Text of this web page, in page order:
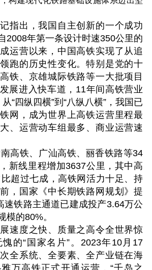
出，我国自主创新的一个成功
2008年第一条设计时速350公里的
运营以来，中国高铁实现了从追
跑的历史性变化。特别是党的十
铁、京雄城际铁路等一大批项目
展进入快车道，11年间高铁营业
“四纵四横”到“八纵八横”，我国已
网，成为世界上高铁运营里程最
、运营动车组最多、商业运营速
铁、广汕高铁、丽香铁路等34
新线里程增加3637公里，其中高
超过七成，高铁网活力十足、持
，国家《中长期铁路网规划》提
速铁路主通道已建成投产3.64万公
模的80%。
度之快、质量之高令全世界惊
的“国家名片”。2023年10月17
全系统、全要素、全产业链在海